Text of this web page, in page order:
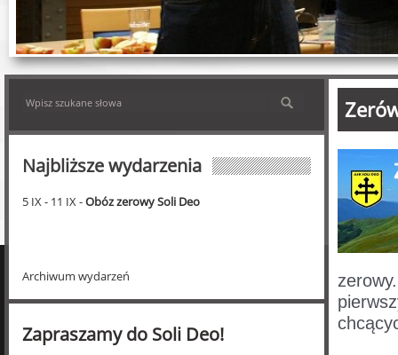
Najbliższe wydarzenia
5 IX - 11 IX -Obóz zerowy Soli Deo
Archiwum wydarzeń
Zapraszamy do Soli Deo!